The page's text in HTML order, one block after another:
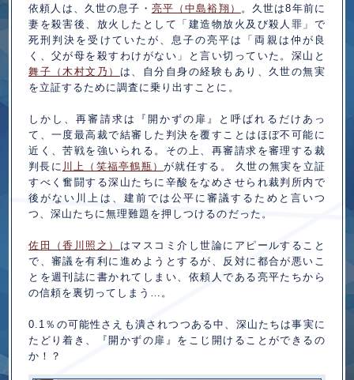
依頼人は、久世の息子・ 亮平（中島裕翔） 。久世は8年前に
妻を殺害後、放火したとして「建造物放火及び殺人罪」で
死刑判決を受けていたが、息子の亮平は「両親は仲が良
く、父が母を殺すわけがない」と言い切っていた。深山と
舞子（木村文乃） は、自分自身の経験もあり、久世の無実
を立証するために調査に乗り出すことに。
しかし、再審請求は『開かずの扉』と呼ばれるだけあっ
て、一度最高裁で結審した判決を覆すことはほぼ不可能に
近く、苦戦を強いられる。その上、再審請求を審理する裁
判長に 川上（笑福亭鶴瓶）が就任する。 久世の無実を立証
すべく奮闘する深山たちに辛酸をなめさせられ裁判所内で
後がない川上は、建前では公平に審議するためと言いつ
つ、深山たちに無理難題を押しつけるのだった。
佐田（香川照之） はマスコミ介し世論にアピールすること
で、審議を有利に進めようとするが、反対に都合が悪いこ
とを週刊誌に書かれてしまい、依頼人である亮平たちから
の信頼を裏切ってしまう…。
0.1％の可能性さえも潰されつつある中、深山たちは事実に
たどり着き、『開かずの扉』をこじ開けることができるの
か！？